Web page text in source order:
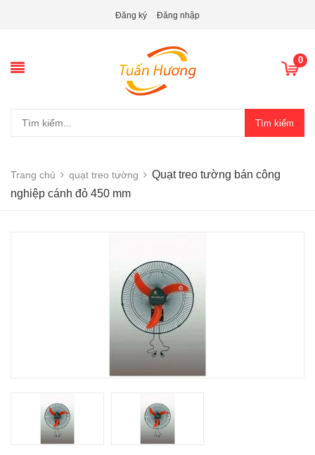
Đăng ký Đăng nhập
0
Tìm kiếm
Trang chủ quạt treo tường
Quạt treo tường bán công
nghiệp cánh đỏ 450 mm